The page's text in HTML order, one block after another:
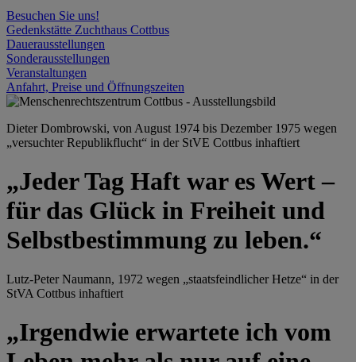
Besuchen Sie uns!
Gedenkstätte Zuchthaus Cottbus
Dauerausstellungen
Sonderausstellungen
Veranstaltungen
Anfahrt, Preise und Öffnungszeiten
Dieter Dombrowski, von August 1974 bis Dezember 1975 wegen
„versuchter Republikflucht“ in der StVE Cottbus inhaftiert
„Jeder Tag Haft war es Wert –
für das Glück in Freiheit und
Selbstbestimmung zu leben.“
Lutz-Peter Naumann, 1972 wegen „staatsfeindlicher Hetze“ in der
StVA Cottbus inhaftiert
„Irgendwie erwartete ich vom